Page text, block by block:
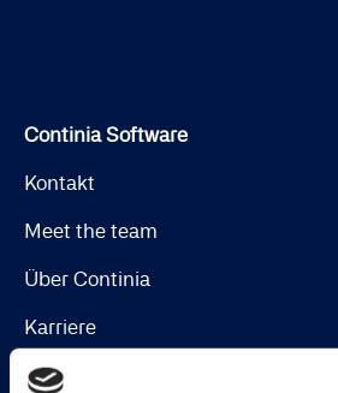
Continia Software
Kontakt
Meet the team
Über Continia
Karriere
Finden Sie einen Dynamics-Partner